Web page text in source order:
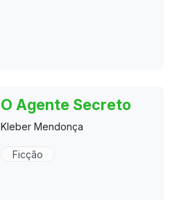
O Agente Secreto
Kleber Mendonça
Ficção